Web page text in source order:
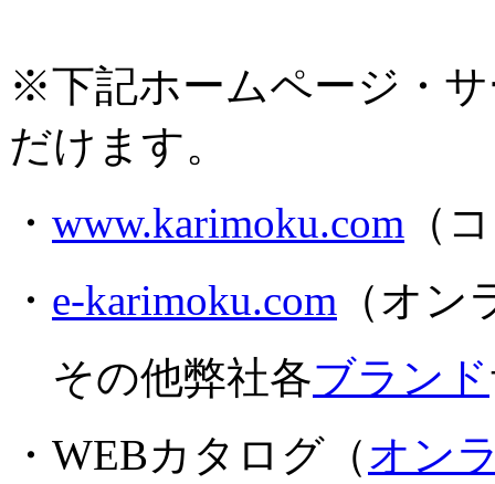
※下記ホームページ・
だけます。
・ www.karimoku.com （
・ e-karimoku.com （オ
その他弊社各ブランド
・WEBカタログ（オン